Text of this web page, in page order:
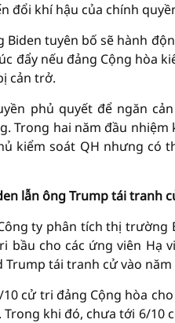
đổi khí hậu của chính
Biden tuyên bố sẽ hành
đẩy nếu đảng Cộng hòa
cản trở.
phủ quyết để ngăn
Trong hai năm đầu
kiểm soát QH nhưng có
lẫn ông Trump tái tranh
ty phân tích thị trường
bầu cho các ứng viên
Trump tái tranh cử vào năm
cử tri đảng Cộng hòa
khi đó, chưa tới 6/10